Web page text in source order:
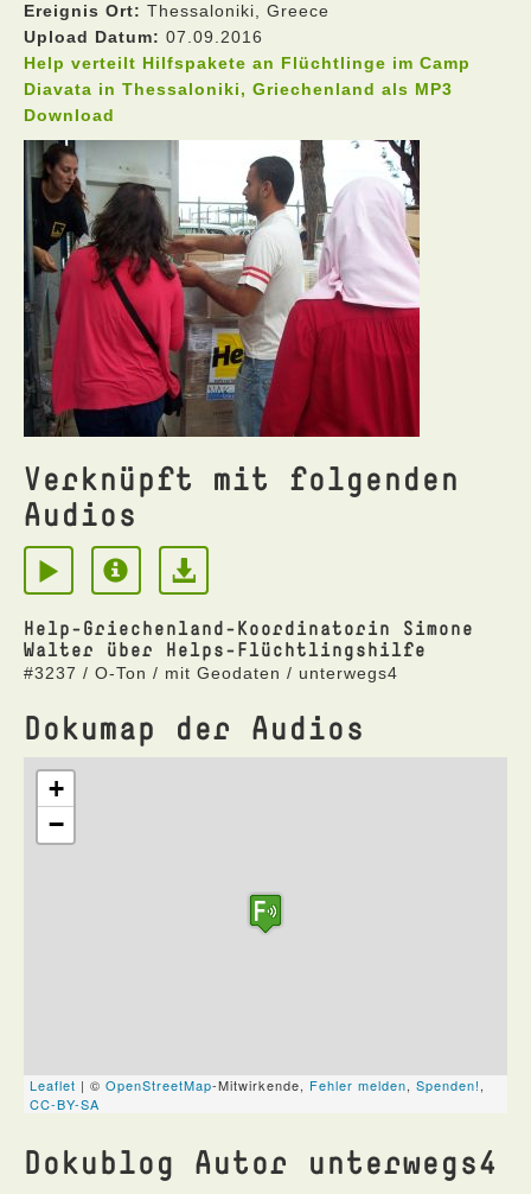
Ereignis Ort: Thessaloniki, Greece
Upload Datum: 07.09.2016
Help verteilt Hilfspakete an Flüchtlinge im Camp
Diavata in Thessaloniki, Griechenland als MP3
Download
Verknüpft mit folgenden
Audios
Help-Griechenland-Koordinatorin Simone
Walter über Helps-Flüchtlingshilfe
#3237 / O-Ton / mit Geodaten / unterwegs4
Dokumap der Audios
Dokublog Autor unterwegs4